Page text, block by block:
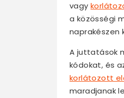
vagy
a közösségi
naprakészen
A juttatások
kódokat, és
korlátozott
maradjanak